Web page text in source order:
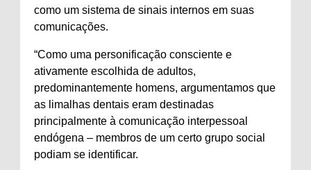
como um sistema de sinais internos em suas
comunicações.
“Como uma personificação consciente e
ativamente escolhida de adultos,
predominantemente homens, argumentamos que
as limalhas dentais eram destinadas
principalmente à comunicação interpessoal
endógena – membros de um certo grupo social
podiam se identificar.